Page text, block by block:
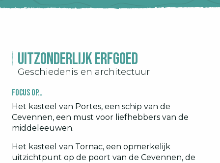
Uitzonderlijk erfgoed
Geschiedenis en architectuur
Focus op…
Het kasteel van Portes, een schip van de
Cevennen, een must voor liefhebbers van de
middeleeuwen.
Het kasteel van Tornac, een opmerkelijk
uitzichtpunt op de poort van de Cevennen, de